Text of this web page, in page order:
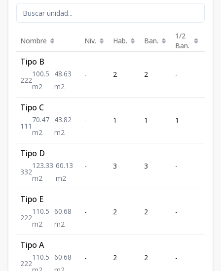
Nombre Niv. Hab. Ban.
1/2
Ban.
Tipo B
222
100.5
m2
48.63
m2
- 2 2 -
Tipo C
1 1 1
70.47
m2
43.82
m2
- 1 1 1
Tipo D
332
123.33
m2
60.13
m2
- 3 3 -
Tipo E
222
110.5
m2
60.68
m2
- 2 2 -
Tipo A
222
110.5
60.68
- 2 2 -